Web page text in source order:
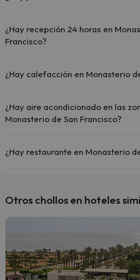
ser de pago) Aquí tienes más info sobre
instalaciones.
¿Hay recepción 24 horas en
Francisco?
¿Hay calefacción en Monasterio
comunes.
¿Hay aire acondicionado en las
Monasterio de San Francisco?
zonas comunes.
¿Hay restaurante en Monasterio
Otros chollos en hoteles